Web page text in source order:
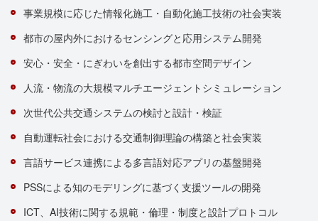
事業規模に応じた情報化施工・自動化施工技術の社会実装
都市の屋内外におけるセンシングと応用システム開発
安心・安全・にぎわいを創出する都市空間デザイン
人流・物流の大規模マルチエージェントシミュレーション
次世代公共交通システムの検討と設計・検証
自動運転社会における交通制御理論の構築と社会実装
言語サービス連携による多言語対応アプリの基盤開発
PSSによる知のモデリングに基づく支援ツールの開発
ICT、AI技術に関する規範・倫理・制度と設計プロトコル